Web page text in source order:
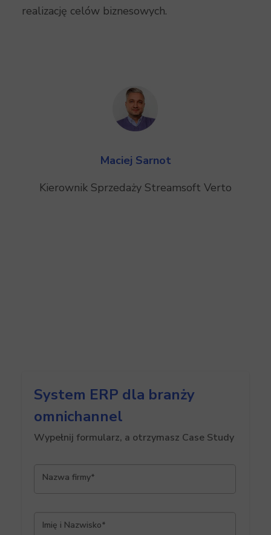
realizację celów biznesowych.
Maciej Sarnot
Kierownik Sprzedaży Streamsoft Verto
System ERP dla branży
omnichannel
Wypełnij formularz, a otrzymasz Case Study
Nazwa firmy*
Imię i Nazwisko*